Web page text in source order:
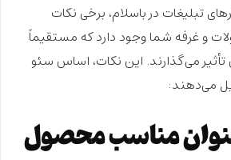
تبلیغات در باسلام، برخی نکات
و غرفه شما وجود دارد که مستقیماً
می‌گذارند. این نکات، اساس سئو
می‌دهند: